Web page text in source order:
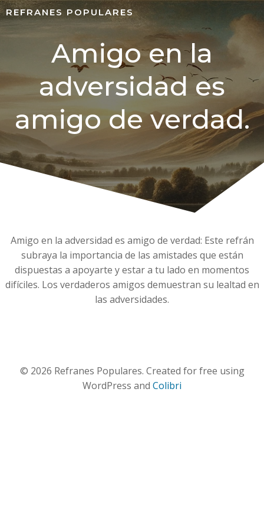
REFRANES POPULARES
Amigo en la
adversidad es
amigo de verdad.
Amigo en la adversidad es amigo de verdad: Este refrán
subraya la importancia de las amistades que están
dispuestas a apoyarte y estar a tu lado en momentos
difíciles. Los verdaderos amigos demuestran su lealtad en
las adversidades.
© 2026 Refranes Populares. Created for free using
WordPress and Colibri